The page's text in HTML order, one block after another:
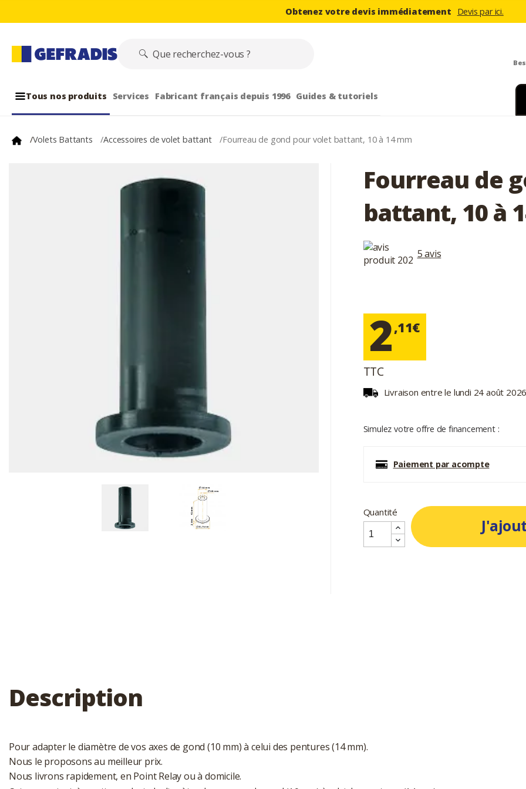
Obtenez votre devis immédiatement Devis par ici.
Tous nos produits Services Fabricant français depuis 1996 Guides & tutoriels
/Volets Battants /Accessoires de volet battant /Fourreau de gond pour volet battant, 10 à 14 mm
Fourreau de
battant, 10 à
5 avis
2,11€
TTC
Livraison entre le lundi 24 août
Simulez votre offre de financement :
Paiement par acompte
Quantité
Description
Pour adapter le diamètre de vos axes de gond (10 mm) à celui des pentures (14 mm).
Nous le proposons au meilleur prix.
Nous livrons rapidement, en Point Relay ou à domicile.